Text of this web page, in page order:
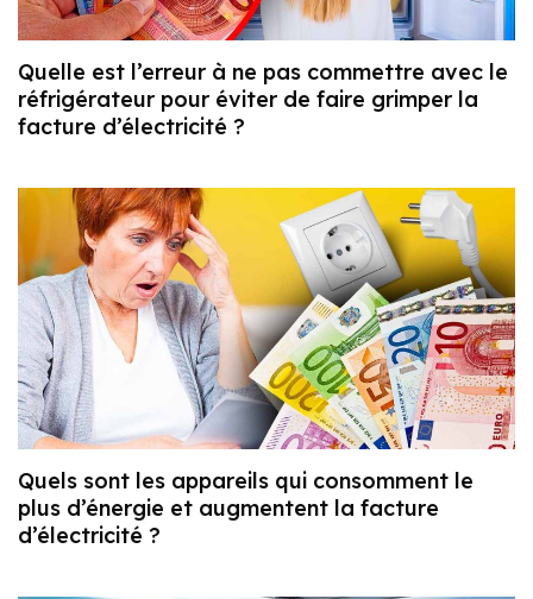
Quelle est l’erreur à ne pas commettre avec le
réfrigérateur pour éviter de faire grimper la
facture d’électricité ?
Quels sont les appareils qui consomment le
plus d’énergie et augmentent la facture
d’électricité ?